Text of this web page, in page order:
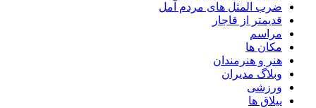
ضرب المثل های مردم آمل
قدیمتر از قاجار
مراسم
مکان ها
هنر و هنرمندان
وبلاگ مدیران
ورزشی
ییلاق ها